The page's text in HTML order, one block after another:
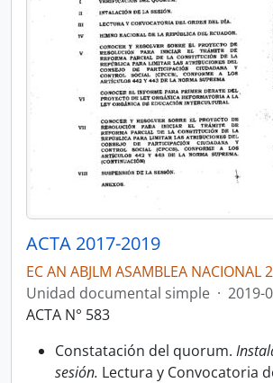
ACTA 2017-2019
EC AN ABJLM ASAMBLEA NACIONAL
Unidad documental simple · 2019-
ACTA N° 583
Constatación del quorum.
sesión. Lectura y Convocatoria